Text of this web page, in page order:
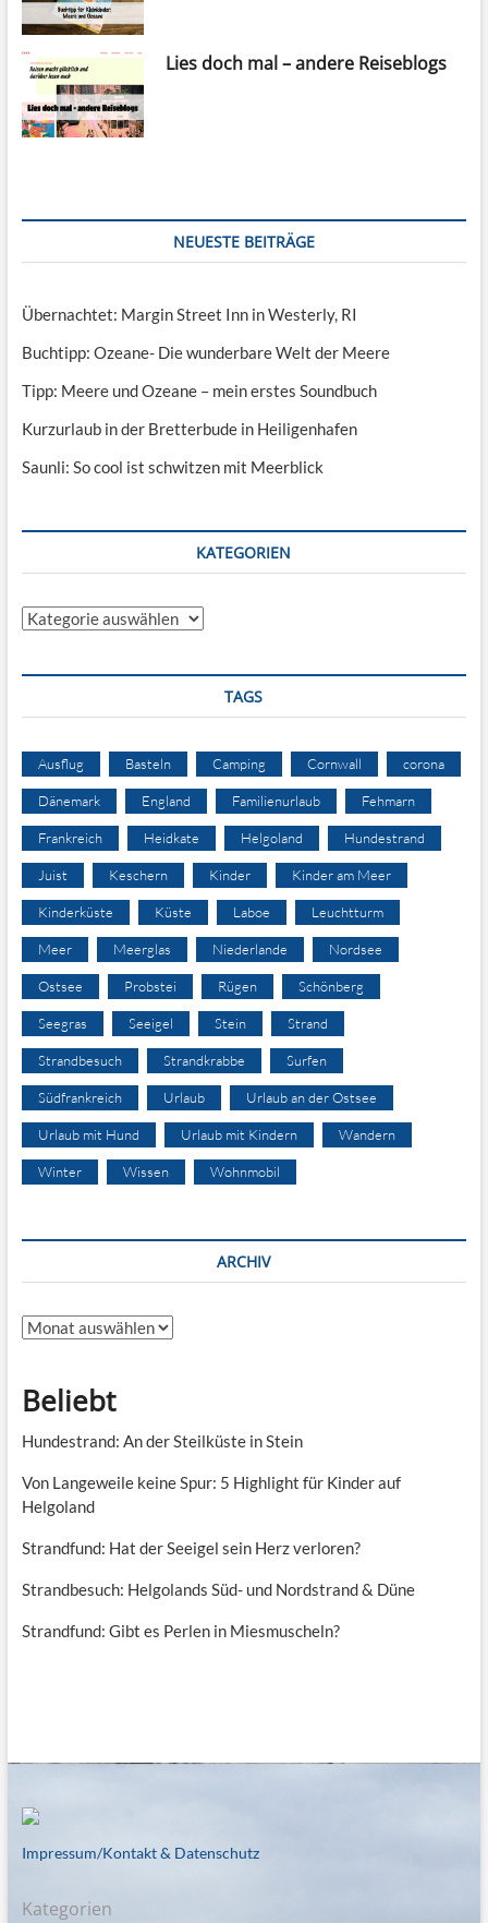
Lies doch mal – andere Reiseblogs
NEUESTE BEITRÄGE
Übernachtet: Margin Street Inn in Westerly, RI
Buchtipp: Ozeane- Die wunderbare Welt der Meere
Tipp: Meere und Ozeane – mein erstes Soundbuch
Kurzurlaub in der Bretterbude in Heiligenhafen
Saunli: So cool ist schwitzen mit Meerblick
KATEGORIEN
Kategorien
TAGS
Ausflug Basteln Camping Cornwall corona
Dänemark England Familienurlaub Fehmarn
Frankreich Heidkate Helgoland Hundestrand
Juist Keschern Kinder Kinder am Meer
Kinderküste Küste Laboe Leuchtturm
Meer Meerglas Niederlande Nordsee
Ostsee Probstei Rügen Schönberg
Seegras Seeigel Stein Strand
Strandbesuch Strandkrabbe Surfen
Südfrankreich Urlaub Urlaub an der Ostsee
Urlaub mit Hund Urlaub mit Kindern Wandern
Winter Wissen Wohnmobil
ARCHIV
Archiv
Beliebt
Hundestrand: An der Steilküste in Stein
Von Langeweile keine Spur: 5 Highlight für Kinder auf
Helgoland
Strandfund: Hat der Seeigel sein Herz verloren?
Strandbesuch: Helgolands Süd- und Nordstrand & Düne
Strandfund: Gibt es Perlen in Miesmuscheln?
Impressum/Kontakt & Datenschutz
Kategorien